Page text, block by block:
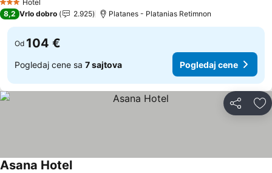
3 Zvezdice
Hotel
8,2 Vrlo dobro 2.925 Platanes - Platanias Retimnon
Od 104 €
Pogledaj cene sa 7 sajtova Pogledaj cene
Deli
Asana Hotel